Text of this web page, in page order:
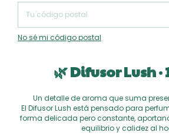
No sé mi código postal
🌿 Difusor Lush ·
Un detalle de aroma que suma
El Difusor Lush está pensado para
forma delicada pero constante,
equilibrio y calidez al